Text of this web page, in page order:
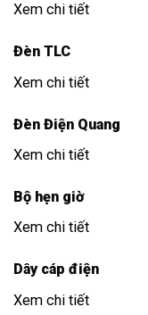
Xem chi tiết
Đèn TLC
Xem chi tiết
Đèn Điện Quang
Xem chi tiết
Bộ hẹn giờ
Xem chi tiết
Dây cáp điện
Xem chi tiết